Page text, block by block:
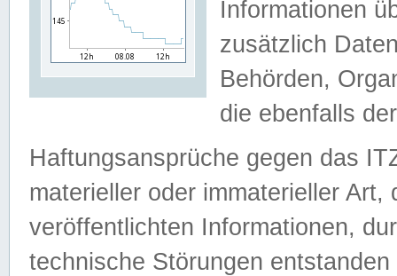
Informationen
zusätzlich
Behörden,
die ebenfalls
Haftungsansprüche gegen das
materieller oder immaterieller
veröffentlichten Informationen,
technische Störungen